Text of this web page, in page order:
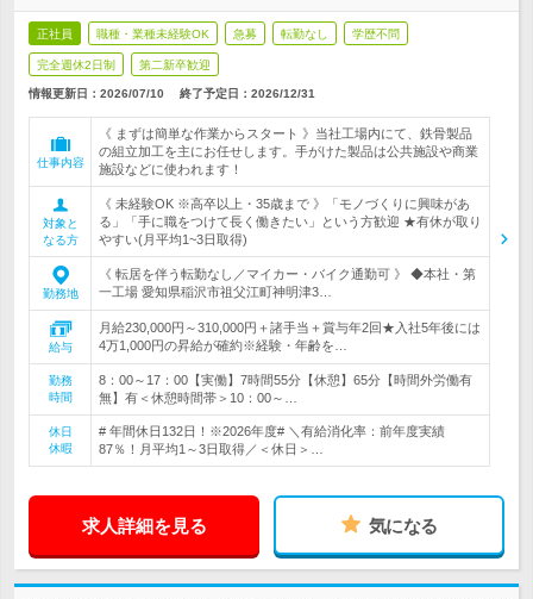
正社員 職種・業種未経験OK 急募 転勤なし 学歴不問
完全週休2日制 第二新卒歓迎
情報更新日：2026/07/10 終了予定日： 2026/12/31
仕事内容
《 まずは簡単な作業からスタート 》当社工場内にて、鉄骨製品
の組立加工を主にお任せします。手がけた製品は公共施設や商業
施設などに使われます！
対象と
なる方
《 未経験OK ※高卒以上・35歳まで 》「モノづくりに興味があ
る」「手に職をつけて長く働きたい」という方歓迎 ★有休が取り
やすい(月平均1~3日取得)
勤務地
《 転居を伴う転勤なし／マイカー・バイク通勤可 》 ◆本社・第
一工場 愛知県稲沢市祖父江町神明津3…
給与
月給230,000円～310,000円＋諸手当＋賞与年2回★入社5年後には
4万1,000円の昇給が確約※経験・年齢を…
勤務
時間
8：00～17：00【実働】7時間55分【休憩】65分【時間外労働有
無】有＜休憩時間帯＞10：00～…
休日
休暇
# 年間休日132日！※2026年度# ＼有給消化率：前年度実績
87％！月平均1～3日取得／＜休日＞…
求人詳細を見る 気になる